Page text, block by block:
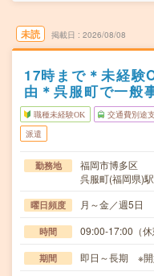
未読 掲載日 2026/08/08
17時まで＊未経
由＊呉服町で一般
職種未経験OK 交通費別途
派遣
勤務地
福岡市博多区
呉服町(福岡県)
曜日頻度 月～金／週5日
時間 09:00-17:00（休
期間 即日～長期 ※開